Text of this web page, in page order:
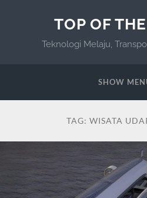
TOP OF
Teknologi Melaju,
SHOW
TAG: WISATA